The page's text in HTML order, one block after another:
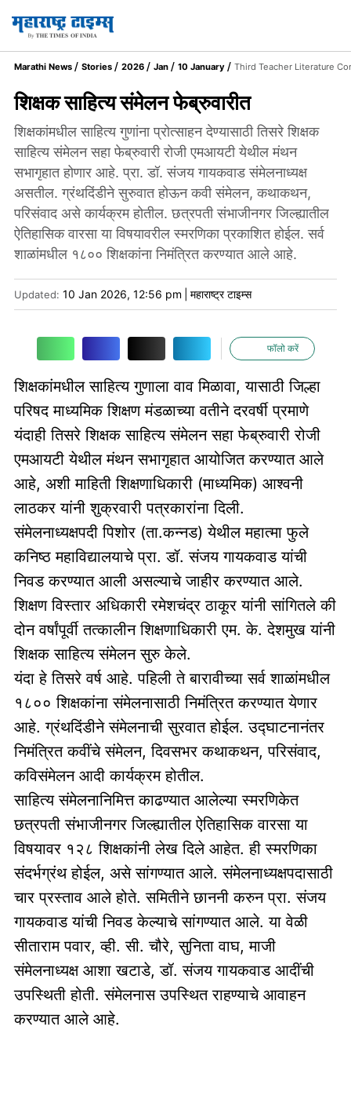
Marathi News Stories 2026 Jan 10 January Third Teacher Literature
शिक्षक साहित्य संमेलन फेब्रुवारीत
शिक्षकांमधील साहित्य गुणांना प्रोत्साहन देण्यासाठी तिसरे शिक्षक
साहित्य संमेलन सहा फेब्रुवारी रोजी एमआयटी येथील मंथन
सभागृहात होणार आहे. प्रा. डॉ. संजय गायकवाड संमेलनाध्यक्ष
असतील. ग्रंथदिंडीने सुरुवात होऊन कवी संमेलन, कथाकथन,
परिसंवाद असे कार्यक्रम होतील. छत्रपती संभाजीनगर जिल्ह्यातील
ऐतिहासिक वारसा या विषयावरील स्मरणिका प्रकाशित होईल. सर्व
शाळांमधील १८०० शिक्षकांना निमंत्रित करण्यात आले आहे.
Updated: 10 Jan 2026, 12:56 pm महाराष्ट्र टाइम्स
फॉलो करें
शिक्षकांमधील साहित्य गुणाला वाव मिळावा, यासाठी जिल्हा
परिषद माध्यमिक शिक्षण मंडळाच्या वतीने दरवर्षी प्रमाणे
यंदाही तिसरे शिक्षक साहित्य संमेलन सहा फेब्रुवारी रोजी
एमआयटी येथील मंथन सभागृहात आयोजित करण्यात आले
आहे, अशी माहिती शिक्षणाधिकारी (माध्यमिक) आश्वनी
लाठकर यांनी शुक्रवारी पत्रकारांना दिली.
संमेलनाध्यक्षपदी पिशोर (ता.कन्नड) येथील महात्मा फुले
कनिष्ठ महाविद्यालयाचे प्रा. डॉ. संजय गायकवाड यांची
निवड करण्यात आली असल्याचे जाहीर करण्यात आले.
शिक्षण विस्तार अधिकारी रमेशचंद्र ठाकूर यांनी सांगितले की
दोन वर्षांपूर्वी तत्कालीन शिक्षणाधिकारी एम. के. देशमुख यांनी
शिक्षक साहित्य संमेलन सुरु केले.
यंदा हे तिसरे वर्ष आहे. पहिली ते बारावीच्या सर्व शाळांमधील
१८०० शिक्षकांना संमेलनासाठी निमंत्रित करण्यात येणार
आहे. ग्रंथदिंडीने संमेलनाची सुरवात होईल. उद्घाटनानंतर
निमंत्रित कवींचे संमेलन, दिवसभर कथाकथन, परिसंवाद,
कविसंमेलन आदी कार्यक्रम होतील.
साहित्य संमेलनानिमित्त काढण्यात आलेल्या स्मरणिकेत
छत्रपती संभाजीनगर जिल्ह्यातील ऐतिहासिक वारसा या
विषयावर १२८ शिक्षकांनी लेख दिले आहेत. ही स्मरणिका
संदर्भग्रंथ होईल, असे सांगण्यात आले. संमेलनाध्यक्षपदासाठी
चार प्रस्ताव आले होते. समितीने छाननी करुन प्रा. संजय
गायकवाड यांची निवड केल्याचे सांगण्यात आले. या वेळी
सीताराम पवार, व्ही. सी. चौरे, सुनिता वाघ, माजी
संमेलनाध्यक्ष आशा खटाडे, डॉ. संजय गायकवाड आदींची
उपस्थिती होती. संमेलनास उपस्थित राहण्याचे आवाहन
करण्यात आले आहे.